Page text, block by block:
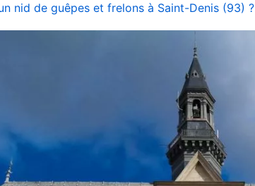
nid de guêpes et frelons à Saint-Denis (93) ?